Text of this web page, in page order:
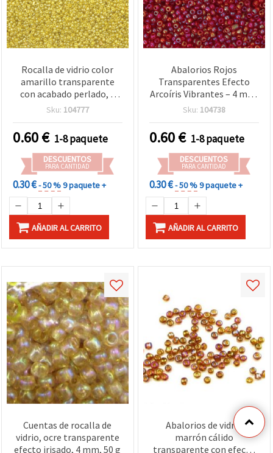
Rocalla de vidrio color
amarillo transparente
con acabado perlado, 2
mm, 50 g – abalorios para
Sku: 104777
0.60€ 1-8 paquete
DESCUENTOS
PARA CANTIDAD
0.30 €- 50 %9 paquete +
AÑADIR AL CARRITO
Abalorios Rojos
Transparentes Efecto
Arcoíris Vibrantes – 4 mm,
50 g, Ideales para
Patrones Coloridos y
Creaciones DIY Únicas
Sku: 104738
0.60€ 1-8 paquete
DESCUENTOS
PARA CANTIDAD
0.30 €- 50 %9 paquete +
AÑADIR AL CARRITO
Cuentas de rocalla de
vidrio, ocre transparente
efecto irisado, 4 mm, 50 g
Abalorios de vidrio
marrón cálido
transparente con efecto